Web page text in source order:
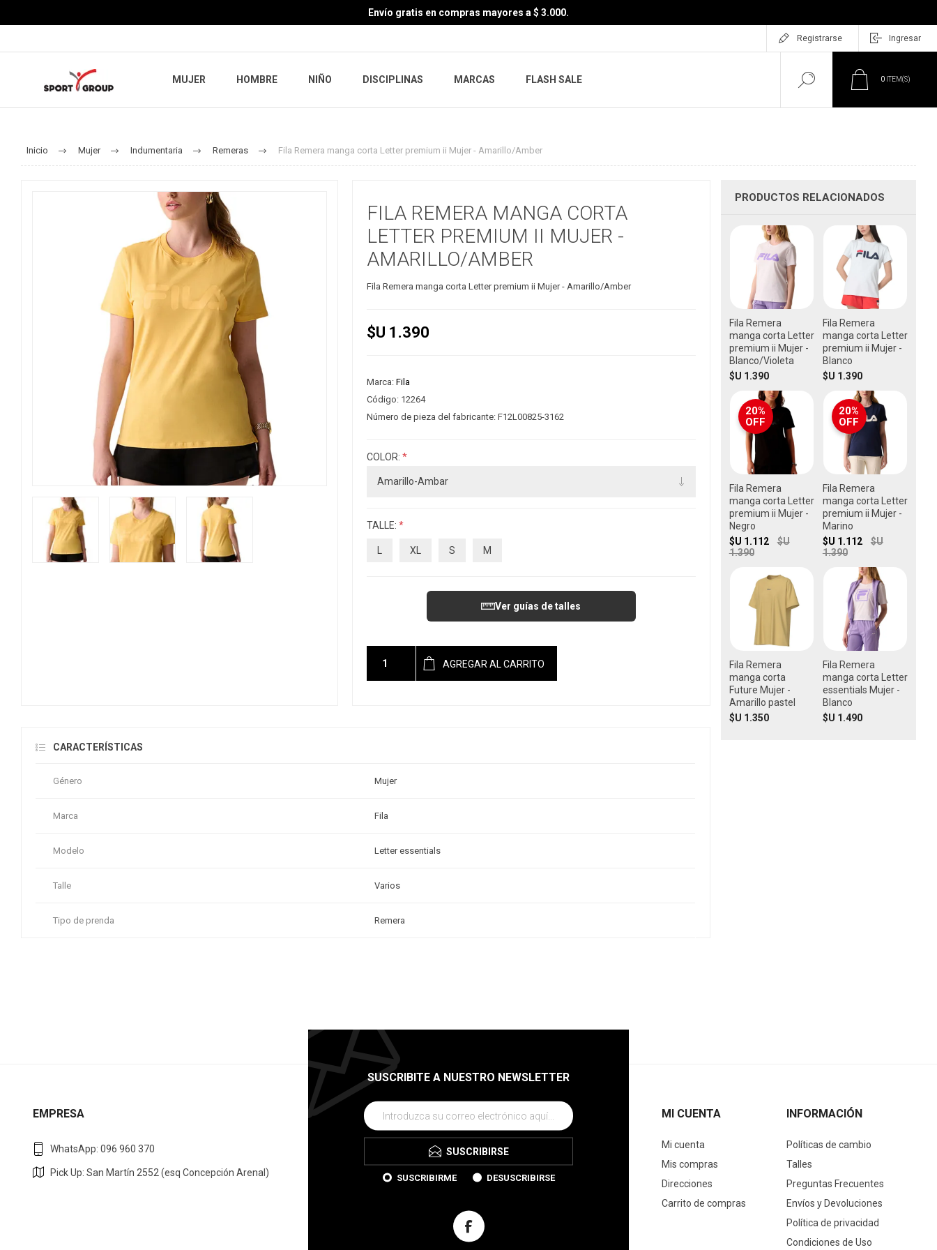
Envío gratis en compras mayores a $ 3.000.
Registrarse Ingresar
MUJER HOMBRE NIÑO DISCIPLINAS MARCAS FLASH SALE 0 ITEM(S)
Inicio Mujer Indumentaria Remeras Fila Remera manga corta Letter premium ii Mujer - Amarillo/Amber
FILA REMERA MANGA CORTA
LETTER PREMIUM II MUJER -
AMARILLO/AMBER
Fila Remera manga corta Letter premium ii Mujer - Amarillo/Amber
$U 1.390
Marca: Fila
Código: 12264
Número de pieza del fabricante: F12L00825-3162
COLOR: *
TALLE: *
L XL S M
Ver guías de talles
AGREGAR AL CARRITO
CARACTERÍSTICAS
Género Mujer
Marca Fila
Modelo Letter essentials
Talle Varios
Tipo de prenda Remera
PRODUCTOS RELACIONADOS
Fila Remera
manga corta Letter
premium ii Mujer -
Blanco/Violeta
$U 1.390
Fila Remera
manga corta Letter
premium ii Mujer -
Blanco
$U 1.390
20%
OFF
Fila Remera
manga corta Letter
premium ii Mujer -
Negro
$U 1.112
$U
1.390
20%
OFF
Fila Remera
manga corta Letter
premium ii Mujer -
Marino
$U 1.112
$U
1.390
Fila Remera
manga corta
Future Mujer -
Amarillo pastel
$U 1.350
Fila Remera
manga corta Letter
essentials Mujer -
Blanco
$U 1.490
SUSCRIBITE A NUESTRO NEWSLETTER
SUSCRIBIRSE
SUSCRIBIRME DESUSCRIBIRSE
EMPRESA
WhatsApp: 096 960 370
Pick Up: San Martín 2552 (esq Concepción Arenal)
MI CUENTA
Mi cuenta
Mis compras
Direcciones
Carrito de compras
INFORMACIÓN
Políticas de cambio
Talles
Preguntas Frecuentes
Envíos y Devoluciones
Política de privacidad
Condiciones de Uso